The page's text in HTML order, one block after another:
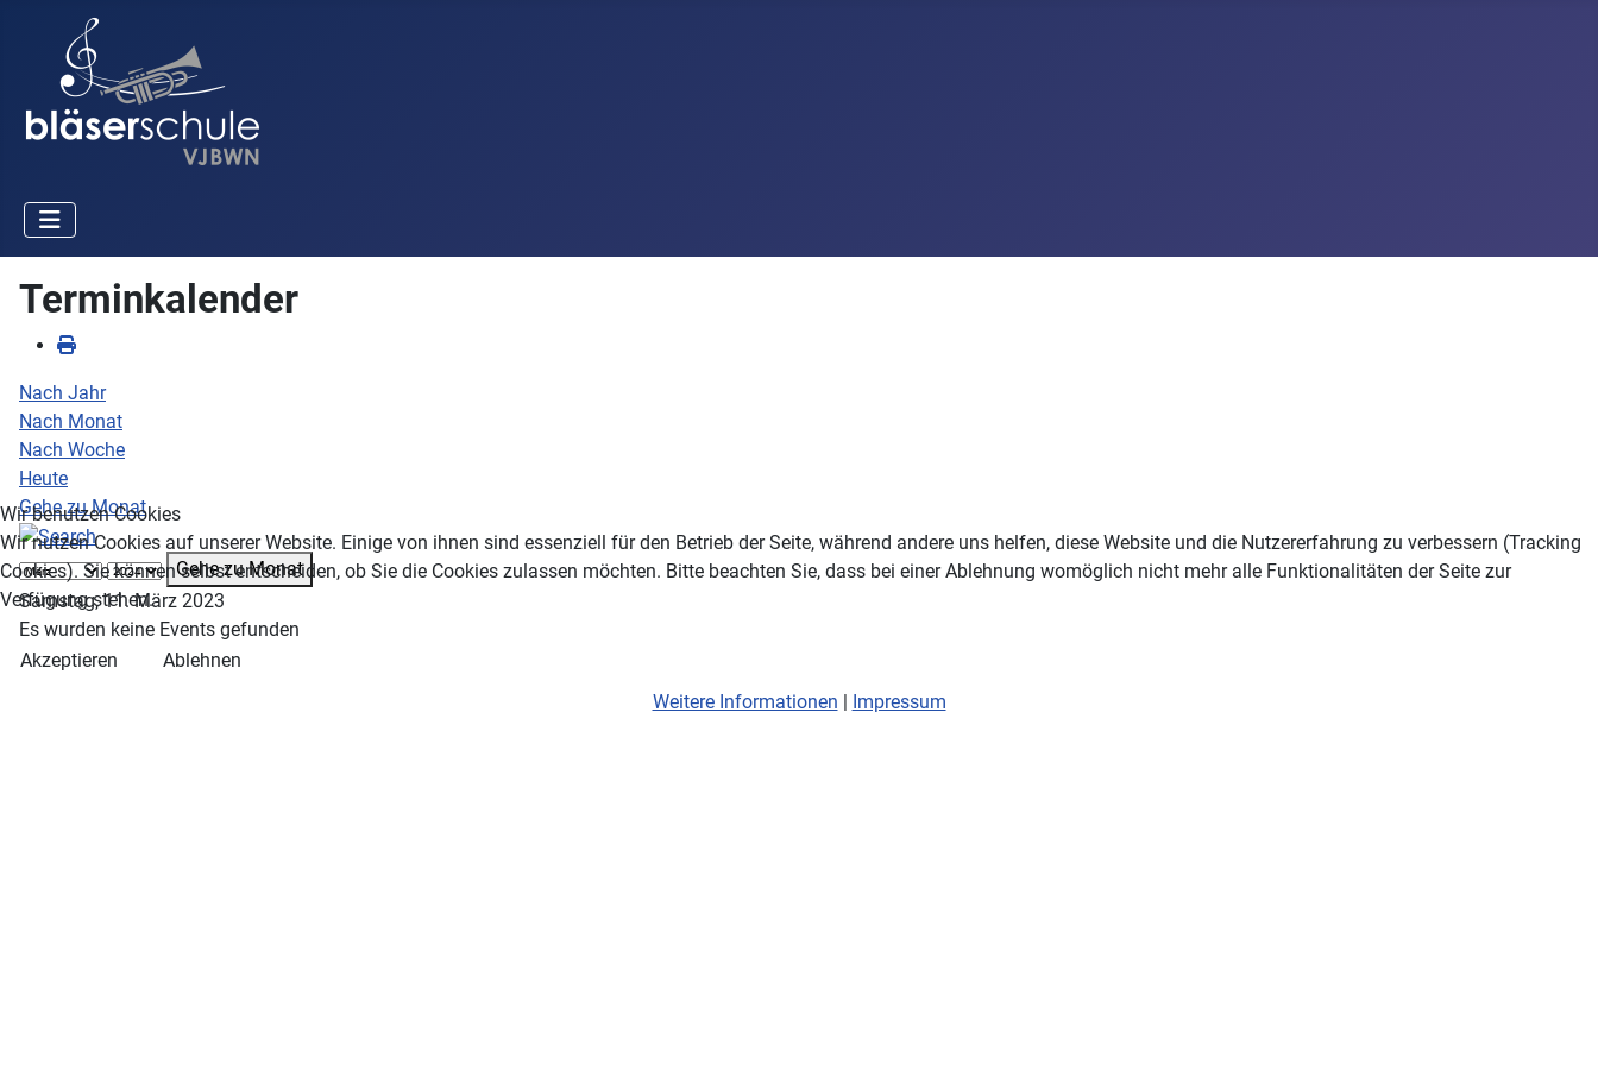
Terminkalender
Nach Jahr
Nach Monat
Nach Woche
Heute
Gehe zu Monat
Gehe zu Monat
Samstag, 11. März 2023
Es wurden keine Events gefunden
Wir benutzen Cookies
Wir nutzen Cookies auf unserer Website. Einige von ihnen sind essenziell für den Betrieb der Seite, während andere uns helfen, diese Website und die Nutzererfahrung zu verbessern (Tracking
Cookies). Sie können selbst entscheiden, ob Sie die Cookies zulassen möchten. Bitte beachten Sie, dass bei einer Ablehnung womöglich nicht mehr alle Funktionalitäten der Seite zur
Verfügung stehen.
Akzeptieren
Ablehnen
Weitere Informationen | Impressum